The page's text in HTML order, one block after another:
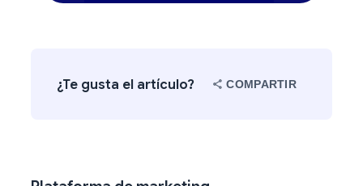
¿Te gusta el artículo? COMPARTIR